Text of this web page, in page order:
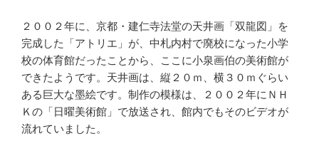
２００２年に、京都・建仁寺法堂の天井画「双龍図」を
完成した「アトリエ」が、中札内村で廃校になった小学
校の体育館だったことから、ここに小泉画伯の美術館が
できたようです。天井画は、縦２０ｍ、横３０ｍぐらい
ある巨大な墨絵です。制作の模様は、２００２年にＮＨ
Ｋの「日曜美術館」で放送され、館内でもそのビデオが
流れていました。